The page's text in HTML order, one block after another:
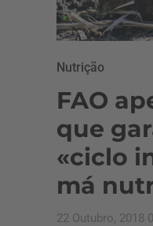
Nutrição
FAO
que
«ciclo
má
22 Outubro, 2018